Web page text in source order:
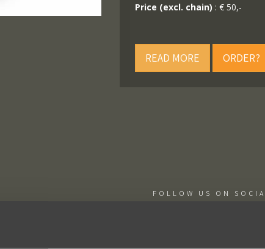
Price (excl. chain) : € 50,-
READ MORE ORDER?
FOLLOW US ON